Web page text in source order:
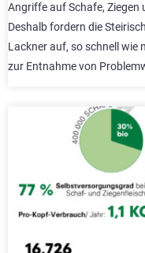
Angriffe auf Schafe, Ziegen
Deshalb fordern die
Lackner auf, so schnell wie
zur Entnahme von